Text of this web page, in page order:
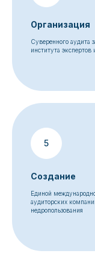
Организация
Суверенного аудита
института
Создание
Единой
аудиторских
недропользования